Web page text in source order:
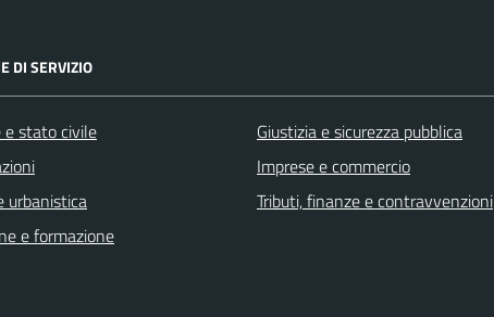
DI SERVIZIO
e stato civile
urbanistica
e formazione
Giustizia e sicurezza pubblica
Imprese e commercio
Tributi, finanze e contravvenzioni